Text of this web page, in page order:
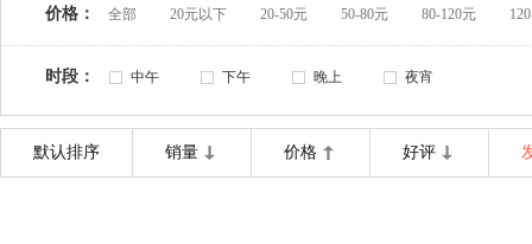
价格： 全部 20元以下 20-50元 50-80元 80-120元
时段： 中午 下午 晚上 夜宵
默认排序 销量 价格 好评